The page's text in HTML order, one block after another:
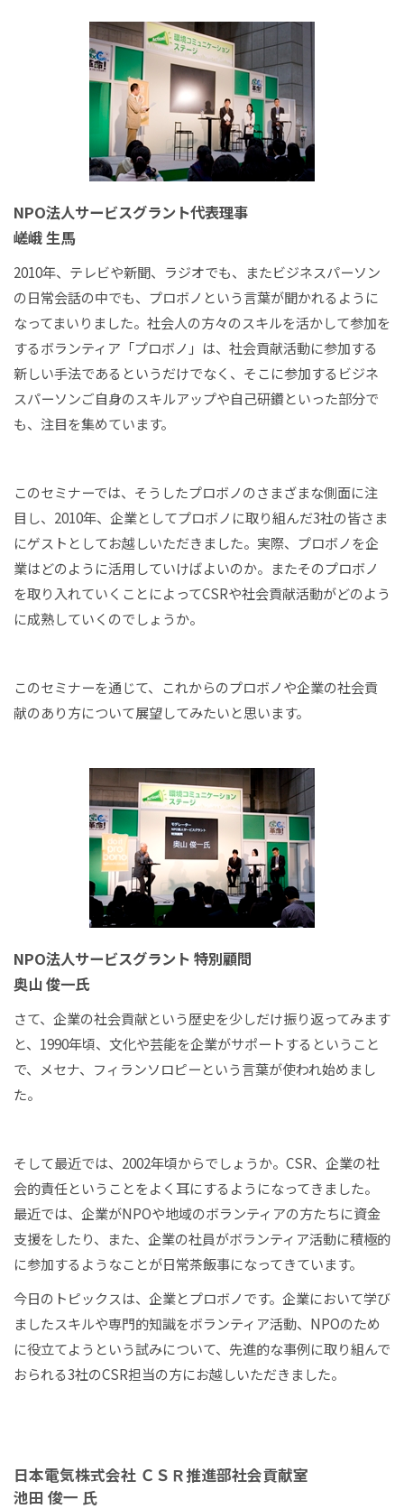
NPO法人サービスグラント代表理事
嵯峨 生馬
2010年、テレビや新聞、ラジオでも、またビジネスパーソン
の日常会話の中でも、プロボノという言葉が聞かれるように
なってまいりました。社会人の方々のスキルを活かして参加を
するボランティア「プロボノ」は、社会貢献活動に参加する
新しい手法であるというだけでなく、そこに参加するビジネ
スパーソンご自身のスキルアップや自己研鑽といった部分で
も、注目を集めています。
このセミナーでは、そうしたプロボノのさまざまな側面に注
目し、2010年、企業としてプロボノに取り組んだ3社の皆さま
にゲストとしてお越しいただきました。実際、プロボノを企
業はどのように活用していけばよいのか。またそのプロボノ
を取り入れていくことによってCSRや社会貢献活動がどのよう
に成熟していくのでしょうか。
このセミナーを通じて、これからのプロボノや企業の社会貢
献のあり方について展望してみたいと思います。
NPO法人サービスグラント 特別顧問
奥山 俊一氏
さて、企業の社会貢献という歴史を少しだけ振り返ってみます
と、1990年頃、文化や芸能を企業がサポートするということ
で、メセナ、フィランソロピーという言葉が使われ始めまし
た。
そして最近では、2002年頃からでしょうか。CSR、企業の社
会的責任ということをよく耳にするようになってきました。
最近では、企業がNPOや地域のボランティアの方たちに資金
支援をしたり、また、企業の社員がボランティア活動に積極的
に参加するようなことが日常茶飯事になってきています。
今日のトピックスは、企業とプロボノです。企業において学び
ましたスキルや専門的知識をボランティア活動、NPOのため
に役立てようという試みについて、先進的な事例に取り組んで
おられる3社のCSR担当の方にお越しいただきました。
日本電気株式会社 ＣＳＲ推進部社会貢献室
池田 俊一 氏